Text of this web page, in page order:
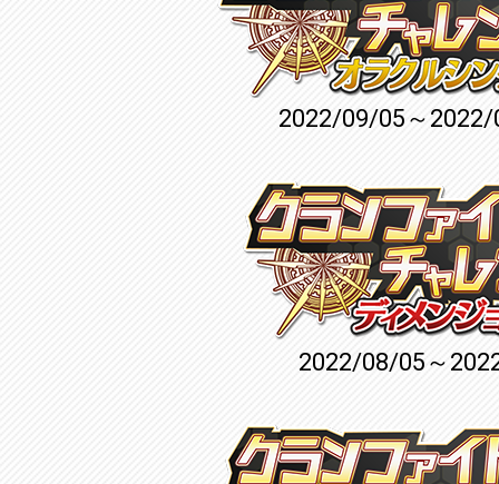
2022/09/05～
2022/08/05～